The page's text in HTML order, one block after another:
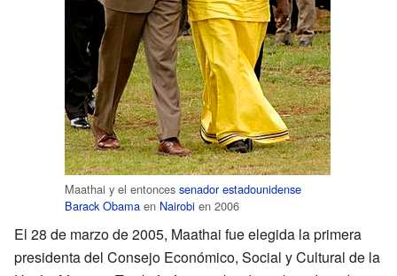
Maathai y el entonces senador estadounidense
Barack Obama en Nairobi en 2006
El 28 de marzo de 2005, Maathai fue elegida la primera
presidenta del Consejo Económico, Social y Cultural de la